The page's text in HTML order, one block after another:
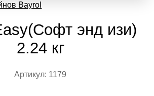
Bayrol
энд изи)
2.24 кг
Артикул: 1179